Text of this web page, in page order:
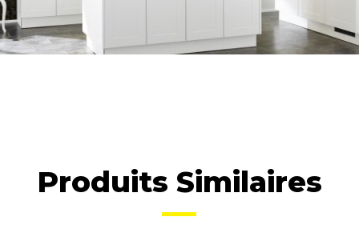
Produits Similaires